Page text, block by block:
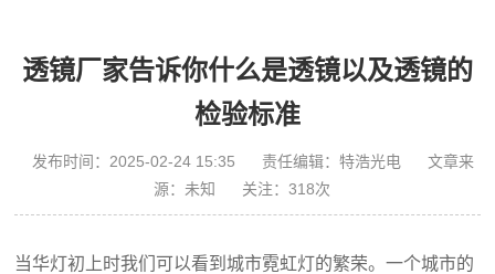
透镜厂家告诉你什么是透镜以及透镜的
检验标准
发布时间：2025-02-24 15:35 责任编辑：特浩光电
文章来
源：未知
关注： 318次
当华灯初上时我们可以看到城市霓虹灯的繁荣。一个城市的